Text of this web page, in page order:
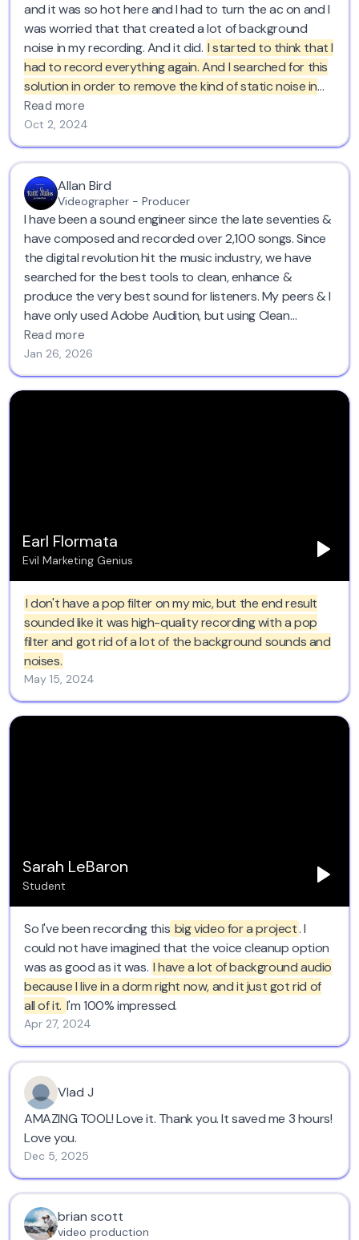
and it was so hot here and I had to turn the ac on and I
was worried that that created a lot of background
noise in my recording. And it did. I started to think that I
had to record everything again. And I searched for this
solution in order to remove the kind of static noise in
the background. And this saved like half a day of work.
So yeah, I totally recommend it. I loved it too.
Read more
Oct 2, 2024
Allan Bird
Videographer - Producer
I have been a sound engineer since the late seventies &
have composed and recorded over 2,100 songs. Since
the digital revolution hit the music industry, we have
searched for the best tools to clean, enhance &
produce the very best sound for listeners. My peers & I
have only used Adobe Audition, but using Clean
Voice.AIthis evening . . . I am totally gobsmacked AND
amazing AI tools to remove a constant hum on a video
filmed 30 years ago. I will seriously urge & inform all the
Read more
Jan 26, 2026
Earl Flormata
Evil Marketing Genius
I don't have a pop filter on my mic, but the end result
sounded like it was high-quality recording with a pop
filter and got rid of a lot of the background sounds and
noises.
May 15, 2024
Sarah LeBaron
Student
So I've been recording this big video for a project. I
could not have imagined that the voice cleanup option
was as good as it was. I have a lot of background audio
because I live in a dorm right now, and it just got rid of
all of it. I'm 100% impressed.
Apr 27, 2024
Vlad J
AMAZING TOOL! Love it. Thank you. It saved me 3 hours!
Love you.
Dec 5, 2025
brian scott
video production